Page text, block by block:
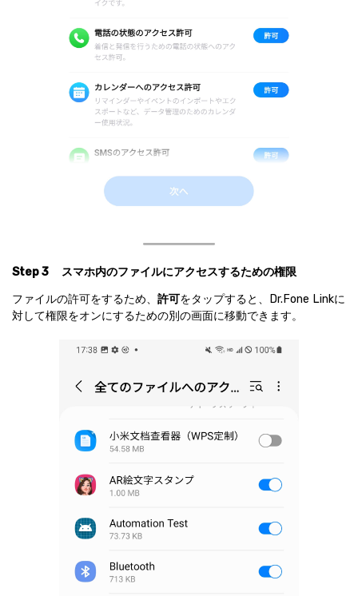
Step 3
スマホ内のファイルにアクセスするための権限
ファイルの許可をするため、 許可をタップすると、Dr.Fone Linkに
対して権限をオンにするための別の画面に移動できます。